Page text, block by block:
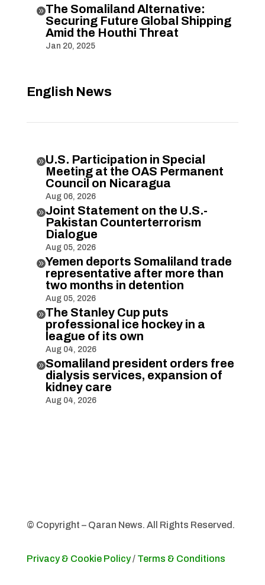
The Somaliland Alternative:
Securing Future Global Shipping
Amid the Houthi Threat
Jan 20, 2025
English News
U.S. Participation in Special
Meeting at the OAS Permanent
Council on Nicaragua
Aug 06, 2026
Joint Statement on the U.S.-
Pakistan Counterterrorism
Dialogue
Aug 05, 2026
Yemen deports Somaliland trade
representative after more than
two months in detention
Aug 05, 2026
The Stanley Cup puts
professional ice hockey in a
league of its own
Aug 04, 2026
Somaliland president orders free
dialysis services, expansion of
kidney care
Aug 04, 2026
© Copyright – Qaran News. All Rights Reserved.
Privacy & Cookie Policy/ Terms & Conditions